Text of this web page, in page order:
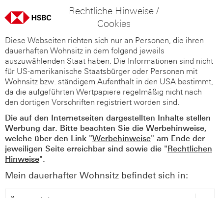
Rechtliche Hinweise /
Cookies
Diese Webseiten richten sich nur an Personen, die ihren
dauerhaften Wohnsitz in dem folgend jeweils
auszuwählenden Staat haben. Die Informationen sind nicht
für US-amerikanische Staatsbürger oder Personen mit
Wohnsitz bzw. ständigem Aufenthalt in den USA bestimmt,
da die aufgeführten Wertpapiere regelmäßig nicht nach
den dortigen Vorschriften registriert worden sind.
Die auf den Internetseiten dargestellten Inhalte stellen
Werbung dar. Bitte beachten Sie die Werbehinweise,
welche über den Link "Werbehinweise" am Ende der
jeweiligen Seite erreichbar sind sowie die "Rechtlichen
Hinweise".
Mein dauerhafter Wohnsitz befindet sich in: